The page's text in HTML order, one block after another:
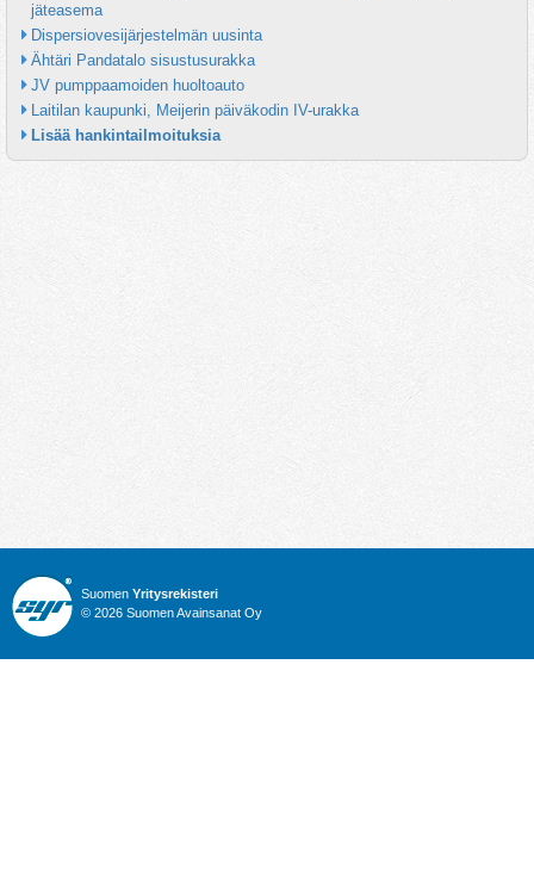
jäteasema
Dispersiovesijärjestelmän uusinta
Ähtäri Pandatalo sisustusurakka
JV pumppaamoiden huoltoauto
Laitilan kaupunki, Meijerin päiväkodin IV-urakka
Lisää hankintailmoituksia
Suomen Yritysrekisteri
© 2026 Suomen Avainsanat Oy